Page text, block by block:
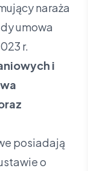
naraża
umowa
r.
i
posiadają
o